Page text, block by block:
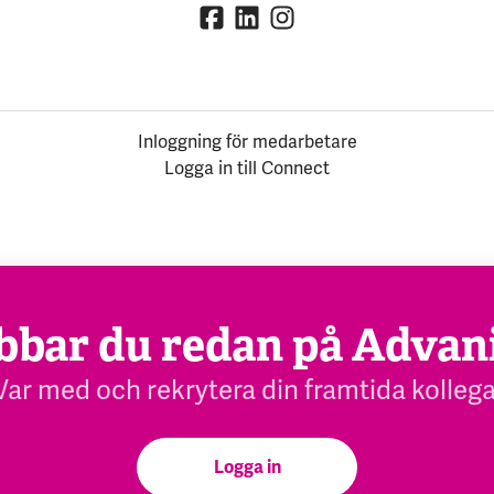
Inloggning för medarbetare
Logga in till Connect
du redan på
med och rekrytera din framtida
Logga in